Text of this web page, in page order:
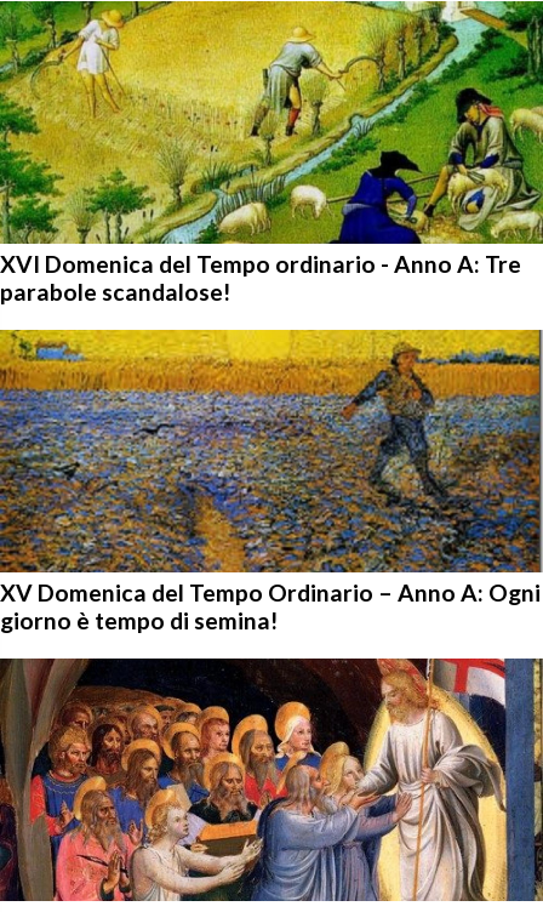
XVI Domenica del Tempo ordinario - Anno A: Tre
parabole scandalose!
XV Domenica del Tempo Ordinario – Anno A: Ogni
giorno è tempo di semina!